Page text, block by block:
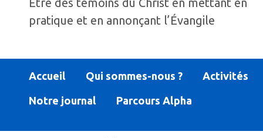
pratique et en annonçant l’Évangile
Accueil Qui sommes-nous ? Activités
Notre journal Parcours Alpha